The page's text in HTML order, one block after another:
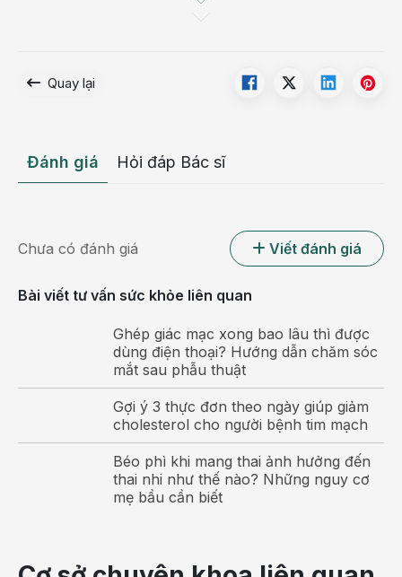
Viêm đại tràng
kèm theo các biểu hiện khác như mệt mỏi, đầy bụng,
hưởng đến việc hấp thu chất dinh dưỡng của thai nhi.
Đồng thời nên thăm khám bác sĩ theo lịch hẹn khám
định kỳ.
Viêm dạ dày xảy ra khi các niêm mạc của dạ dày bị
ăn mòn ảnh hưởng đến axit của dạ dày và khiến
thành dạ dày mỏng. Đây là nguyên nhân dẫn đến
hiện tượng đau bụng buồn nôn đi ngoài ở bà bầu.
Ngoài ra, bệnh còn có các biểu hiện khác như ợ
chua, đau bụng, sụt cân, chán ăn,....Mẹ bầu bịviêm
cần đi khám định kỳ và làm theo các hướng
Quay lại
Đánh giá Hỏi đáp Bác sĩ
Chưa có đánh giá Viết đánh giá
Bài viết tư vấn sức khỏe liên quan
Ghép giác mạc xong bao lâu thì được
dùng điện thoại? Hướng dẫn chăm sóc
mắt sau phẫu thuật
Gợi ý 3 thực đơn theo ngày giúp giảm
cholesterol cho người bệnh tim mạch
Béo phì khi mang thai ảnh hưởng đến
thai nhi như thế nào? Những nguy cơ
mẹ bầu cần biết